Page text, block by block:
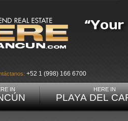
+52 1 (998) 166 6700
IN HERE IN
PLAYA DEL